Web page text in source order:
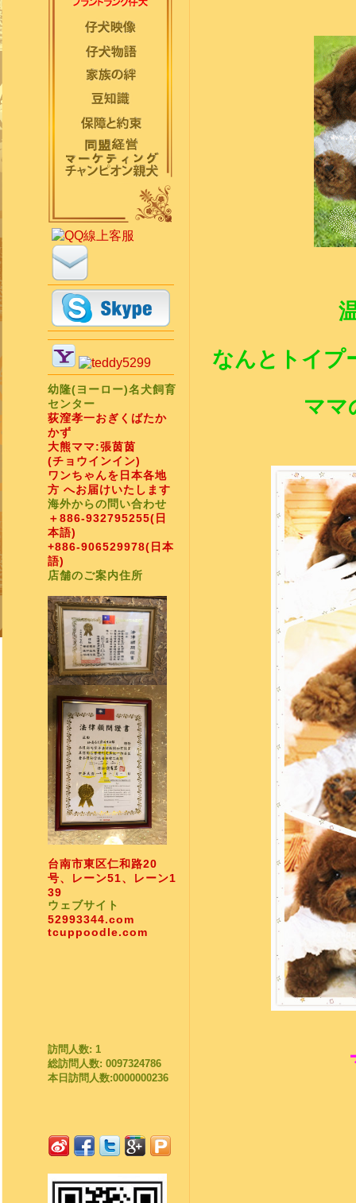
幼隆(ヨーロー)名犬飼育
センター
荻漥孝一おぎくばたか
かず
大熊ママ:張茵茵
(チョウインイン)
ワンちゃんを日本各地
方 へお届けいたします
海外からの問い合わせ
＋886-932795255(日
本語)
+886-906529978(日本
語)
店舗のご案内住所
台南市東区仁和路20
号、レーン51、レーン1
39
ウェブサイト
52993344.com
tcuppoodle.com
訪問人数: 1
総訪問人数: 0097324786
本日訪問人数:0000000236
なんと トイ
ママ